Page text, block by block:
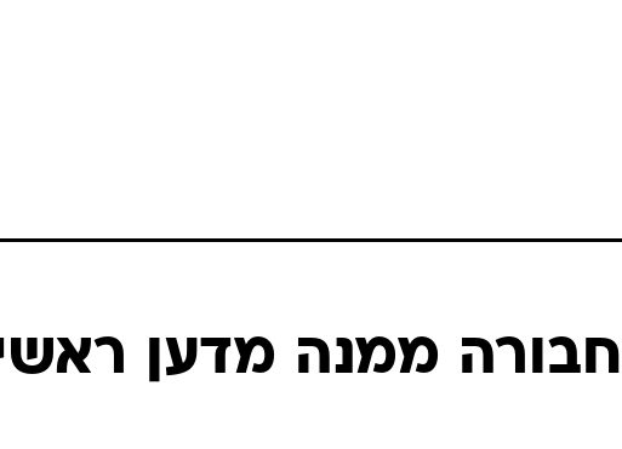
בטיחות
סדנאות ושיפוריםממנה מדען